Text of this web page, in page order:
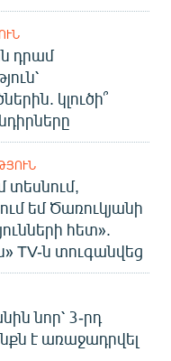
դրամ
կլուծի՞
տեսնում,
եմ Ծառուկյանի
հետ».
TV-ն տուգանվեց
նոր՝ 3-րդ
է առաջադրվել